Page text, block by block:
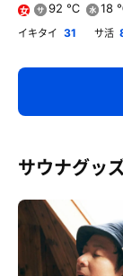
女 92 ℃ 18
イキタイ 31 サ活
サウナグッ